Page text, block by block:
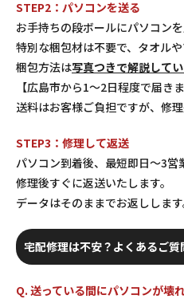
STEP2：パソコンを送る
お手持ちの段ボールにパソコンを
特別な梱包材は不要で、タオル
梱包方法は写真つきで解説して
【広島市から1〜2日程度で届きま
送料はお客様ご負担ですが、修
STEP3：修理して返送
パソコン到着後、最短即日〜3営
修理後すぐに返送いたします。
データはそのままでお返しします
宅配修理は不安？よくあるご質
Q. 送っている間にパソコンが壊